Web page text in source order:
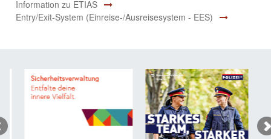
Information zu ETIAS
Entry/Exit-System (Einreise-/Ausreisesystem - EES)